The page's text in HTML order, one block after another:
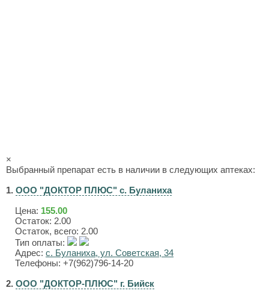
×
Выбранный препарат есть в наличии в следующих аптеках:
1. ООО "ДОКТОР ПЛЮС" с. Буланиха
Цена: 155.00
Остаток: 2.00
Остаток, всего: 2.00
Тип оплаты:
Адрес: с. Буланиха, ул. Советская, 34
Телефоны: +7(962)796-14-20
2. ООО "ДОКТОР-ПЛЮС" г. Бийск